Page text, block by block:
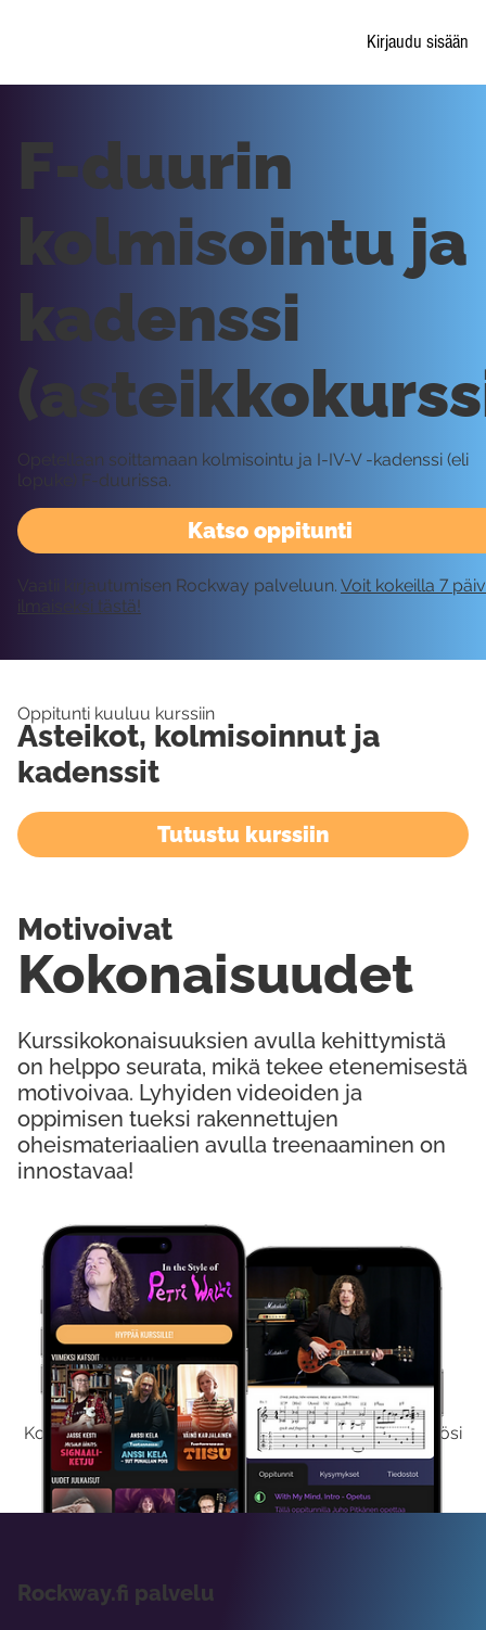
Kirjaudu sisään
Kokeile Ilmaiseksi
Kokeilemalla ilmaiseksi saat koko sisältömme käyttöösi
viikon ajaksi.
Katso oppitunti
F-duurin
kolmisointu ja
kadenssi
Opetellaan soittamaan kolmisointu ja I-IV-V -kadenssi (eli
lopuke) F-duurissa.
Vaatii kirjautumisen Rockway palveluun. Voit kokeilla 7
ilmaiseksi tästä!
Oppitunti kuuluu kurssiin
Asteikot, kolmisoinnut ja
kadenssit
Tutustu kurssiin
Kurssikokonaisuuksien avulla kehittymistä
on helppo seurata, mikä tekee etenemisestä
motivoivaa. Lyhyiden videoiden ja
oppimisen tueksi rakennettujen
oheismateriaalien avulla treenaaminen on
innostavaa!
Kokonaisuudet
Motivoivat
Rockway.fi palvelu